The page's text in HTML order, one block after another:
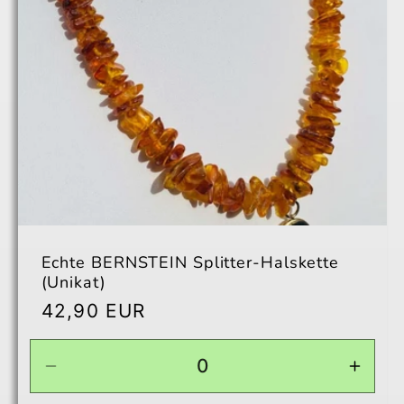
Echte BERNSTEIN Splitter-Halskette
(Unikat)
Normaler
Preis
42,90 EUR